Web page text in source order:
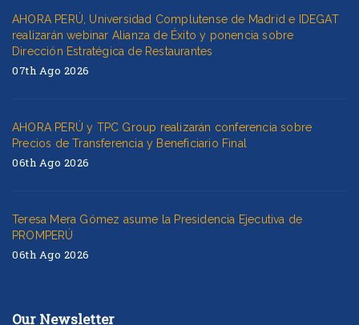
AHORA PERÚ, Universidad Complutense de Madrid e IDEGAT
realizarán webinar Alianza de Éxito y ponencia sobre
Dirección Estratégica de Restaurantes
07th Ago 2026
AHORA PERÚ y TPC Group realizarán conferencia sobre
Precios de Transferencia y Beneficiario Final
06th Ago 2026
Teresa Mera Gómez asume la Presidencia Ejecutiva de
PROMPERÚ
06th Ago 2026
Our Newsletter